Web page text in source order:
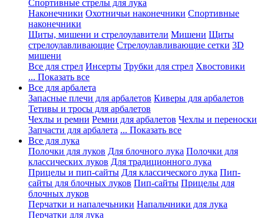
Спортивные стрелы для лука
Наконечники Охотничьи наконечники Спортивные
наконечники
Щиты, мишени и стрелоулавители Мишени Щиты
стрелоулавливающие Стрелоулавливающие сетки 3D
мишени
Все для стрел Инсерты Трубки для стрел Хвостовики
... Показать все
Все для арбалета
Запасные плечи для арбалетов Киверы для арбалетов
Тетивы и тросы для арбалетов
Чехлы и ремни Ремни для арбалетов Чехлы и переноски
Запчасти для арбалета ... Показать все
Все для лука
Полочки для луков Для блочного лука Полочки для
классических луков Для традиционного лука
Прицелы и пип-сайты Для классического лука Пип-
сайты для блочных луков Пип-сайты Прицелы для
блочных луков
Перчатки и напалечьники Напальчники для лука
Перчатки для лука